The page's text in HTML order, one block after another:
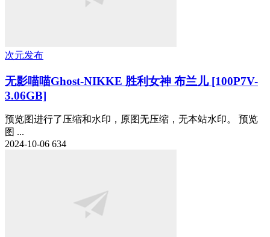
次元发布
无影喵喵Ghost-NIKKE 胜利女神 布兰儿 [100P7V-
3.06GB]
预览图进行了压缩和水印，原图无压缩，无本站水印。 预览
图 ...
2024-10-06 634